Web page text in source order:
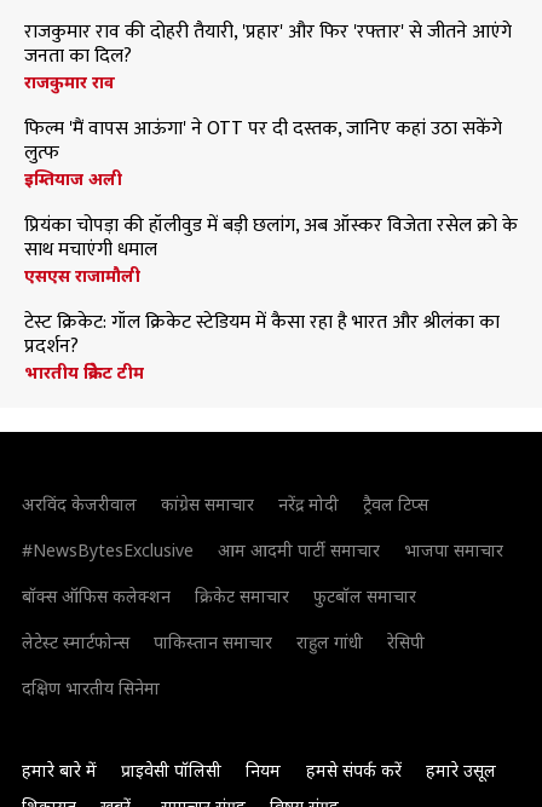
राजकुमार राव की दोहरी तैयारी, 'प्रहार' और फिर 'रफ्तार' से जीतने आएंगे
जनता का दिल?
राजकुमार राव
फिल्म 'मैं वापस आऊंगा' ने OTT पर दी दस्तक, जानिए कहां उठा सकेंगे
लुत्फ
इम्तियाज अली
प्रियंका चोपड़ा की हॉलीवुड में बड़ी छलांग, अब ऑस्कर विजेता रसेल क्रो के
साथ मचाएंगी धमाल
एसएस राजामौली
टेस्ट क्रिकेट: गॉल क्रिकेट स्टेडियम में कैसा रहा है भारत और श्रीलंका का
प्रदर्शन?
भारतीय क्रिकेट टीम
अरविंद केजरीवाल कांग्रेस समाचार नरेंद्र मोदी
ट्रैवल टिप्स
#NewsBytesExclusive
आम आदमी पार्टी समाचार
भाजपा समाचार
बॉक्स ऑफिस कलेक्शन
क्रिकेट समाचार
फुटबॉल समाचार
लेटेस्ट स्मार्टफोन्स
पाकिस्तान समाचार राहुल गांधी
रेसिपी
दक्षिण भारतीय सिनेमा
हमारे बारे में प्राइवेसी पॉलिसी नियम हमसे संपर्क करें
हमारे उसूल